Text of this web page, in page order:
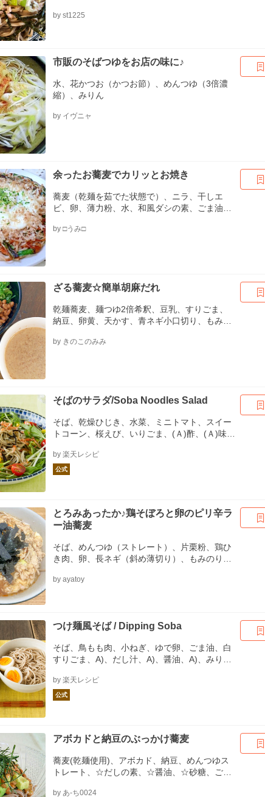
by st1225
市販のそばつゆをお店の味に♪
水、花かつお（かつお節）、めんつゆ（3倍濃
縮）、みりん
by イヴニャ
余ったお蕎麦でカリッとお焼き
蕎麦（乾麺を茹でた状態で）、ニラ、干しエ
ビ、卵、薄力粉、水、和風ダシの素、ごま油、
で
by □うみ□
ざる蕎麦☆簡単胡麻だれ
乾麺蕎麦、麺つゆ2倍希釈、豆乳、すりごま、
納豆、卵黄、天かす、青ネギ小口切り、もみ海
by きのこのみみ
そばのサラダ/Soba Noodles Salad
そば、乾燥ひじき、水菜、ミニトマト、スイー
トコーン、桜えび、いりごま、(Ａ)酢、(Ａ)味
es:、2、servings、1、portion、(3、1/2、oz)、
1、Tbsp.、A、bunch(2、oz)、6、1、oz、2、T
by 楽天レシピ
公式
とろみあったか♪鶏そぼろと卵のピリ辛ラ
ー油蕎麦
そば、めんつゆ（ストレート）、片栗粉、鶏ひ
き肉、卵、長ネギ（斜め薄切り）、もみのり、
by ayatoy
つけ麺風そば / Dipping Soba
そば、鳥もも肉、小ねぎ、ゆで卵、ごま油、白
すりごま、A)、だし汁、A)、醤油、A)、みり
erves:、2、servings、2、bundles、3、1/2、o
z、2、2、1/2、Tbsp.、1、1/2、Tbsp.、A:1、
by 楽天レシピ
公式
アボカドと納豆のぶっかけ蕎麦
蕎麦(乾麺使用)、アボカド、納豆、めんつゆス
トレート、☆だしの素、☆醤油、☆砂糖、ごま
by あ-ち0024